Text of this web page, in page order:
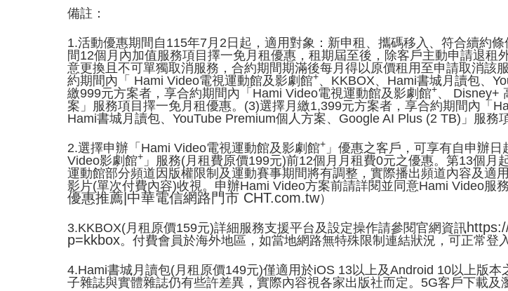
備註：
1.活動優惠期間自115年7月2日起，適用對象：新申租、攜碼移入、符合續約
間12個月內加值服務項目擇一免月租優惠，租期屆至後，除客戶主動申請退
意更換且不可單獨取消服務，合約期間期滿後每月得以原價租用至申請取消該
約期間內「 Hami Video電視運動館及影劇館+、KKBOX、Hami書城月讀包、
繳999元方案者，享合約期間內「Hami Video電視運動館及影劇館+、 Disney+
案」服務項目擇一免月租優惠。(3)選擇月繳1,399元方案者，享合約期間內「
Hami書城月讀包、YouTube Premium個人方案、Google AI Plus (2 TB)」服務
2.選擇申辦「Hami Video電視運動館及影劇館+ 」優惠之客戶，可享有自申辦
Video影劇館+ 」服務(月租費原價199元)前12個月月租費0元之優惠。第13個
運動館部分頻道因版權限制及運動賽事期間將有調整，實際播出頻道內容及適
影片(單次付費內容)收視。申辦Hami Video方案前請詳閱並同意Hami Video服
優惠推薦 中華電信網路門市 CHT.com.tw）
3.KKBOX(月租原價159元)詳細服務支援平台及設定操作請參閱官網資訊
p=kkbox。付費會員於海外地區，如當地網路無特殊限制連結狀況，可正常登
4.Hami書城月讀包(月租原價149元)僅適用於iOS 13以上及Android 10以上版
子雜誌與實體雜誌仍有些許差異，實際內容視各家出版社而定。5G客戶下載